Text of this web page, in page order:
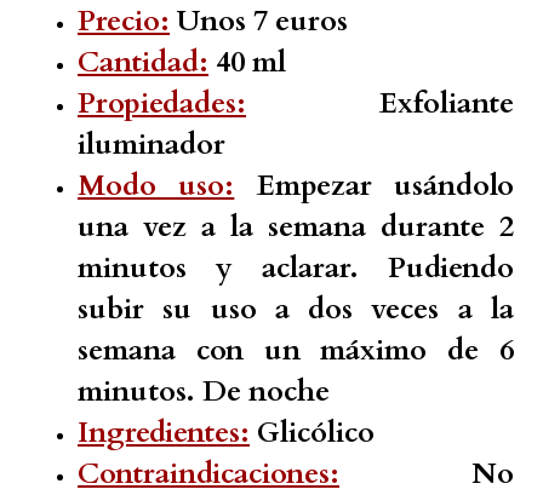
Precio: Unos 7 euros
Cantidad: 40 ml
Propiedades: Exfoliante
iluminador
Modo uso: Empezar usándolo
una vez a la semana durante 2
minutos y aclarar. Pudiendo
subir su uso a dos veces a la
semana con un máximo de 6
minutos. De noche
Ingredientes: Glicólico
Contraindicaciones: No